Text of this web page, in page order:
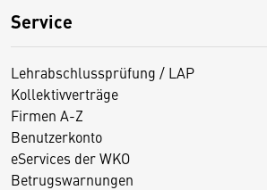
Service
Lehrabschlussprüfung / LAP
Kollektivverträge
Firmen A-Z
Benutzerkonto
eServices der WKO
Betrugswarnungen